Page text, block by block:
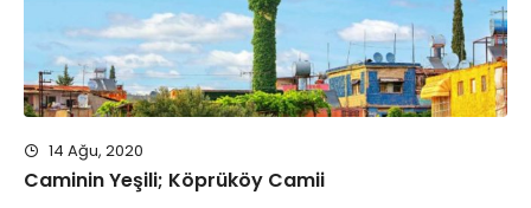
14 Ağu, 2020
Caminin Yeşili; Köprüköy Camii